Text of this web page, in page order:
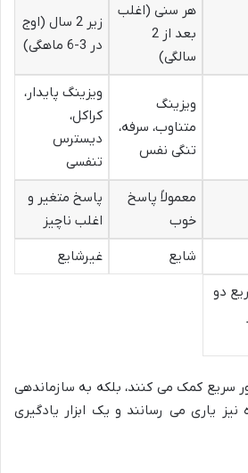
هر سنی (اغلب
بعد از 2
سالگی)
زیر 2 سال (اوج
در 3-6 ماهگی)
ویزینگ
متناوب، سرفه،
تنگی نفس
ویزینگ پایدار،
کراکل،
دیسترس
تنفسی
معمولاً پاسخ
خوب
پاسخ متغیر و
اغلب ناچیز
شایع
غیرشایع
دو
سریع کمک می کنند، بلکه به سازماندهی
یاری می رسانند و یک ابزار یادگیری